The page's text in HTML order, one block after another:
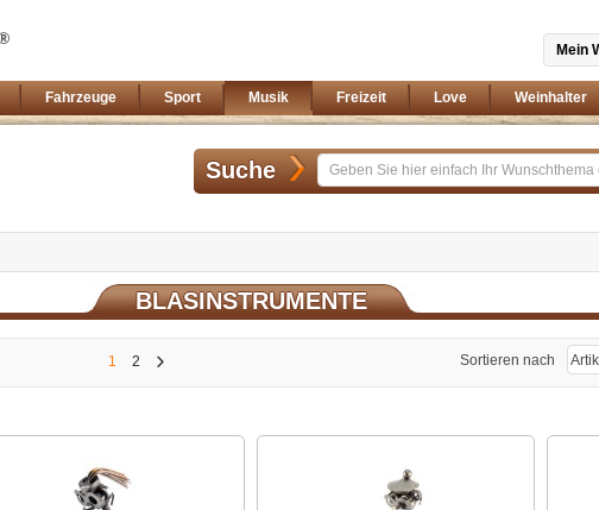
Mein
Fahrzeuge Sport Musik Freizeit Love Weinhalter
Suche
BLASINSTRUMENTE
1 2 Sortieren nach